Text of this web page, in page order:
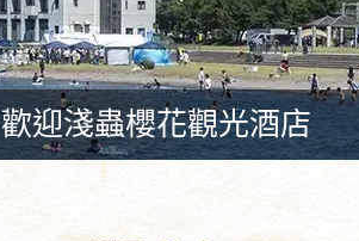
歡迎淺蟲櫻花觀光酒店